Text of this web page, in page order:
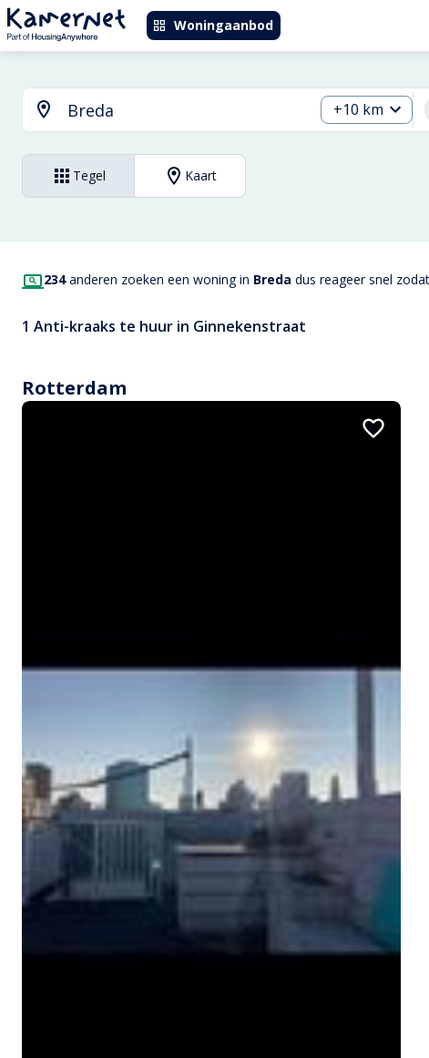
Woningaanbod
+10 km
Tegel Kaart
234anderen zoeken een woning in Breda dus reageer snel
1 Anti-kraaks te huur in Ginnekenstraat
Rotterdam